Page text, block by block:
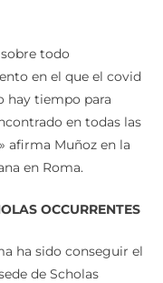
todo
en el que el covid
hay tiempo para
en todas las
afirma Muñoz en la
en Roma.
OCCURRENTES
ha sido conseguir el
de Scholas